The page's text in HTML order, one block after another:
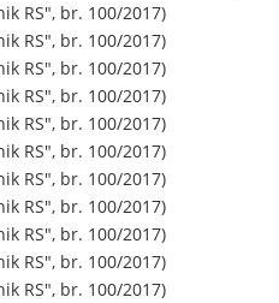
RS", br. 100/2017)
RS", br. 100/2017)
RS", br. 100/2017)
RS", br. 100/2017)
RS", br. 100/2017)
RS", br. 100/2017)
RS", br. 100/2017)
RS", br. 100/2017)
RS", br. 100/2017)
RS", br. 100/2017)
RS", br. 100/2017)